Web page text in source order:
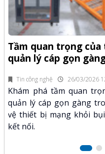
thế hệ mới, tốc độ cao
mạnh mẽ hơn, trải
hơn
Với chuẩn nén H.265
Với chuẩn nén
camera cũng chỉ tốn
Người dùng cũng cs
lưu trữ tích hợp
Đàm Thoại 2 Chiều
Tích hợp micro chống
Tin công nghệ 26/03/2026
Tầm quan trọng
quản lý cáp gọn
Khám phá tầm quan
quản lý cáp gọn gàng
vệ thiết bị mạng khỏi
kết nối.